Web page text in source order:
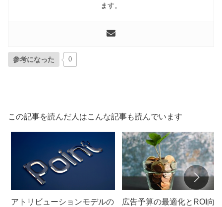
ます。
参考になった 0
この記事を読んだ人はこんな記事も読んでいます
アトリビューションモデルの
広告予算の最適化とROI向